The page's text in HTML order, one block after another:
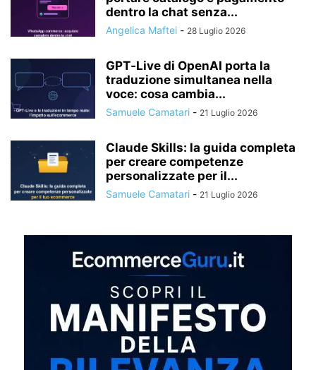
dentro la chat senza...
Angelica Maftei - 28 Luglio 2026
GPT‑Live di OpenAI porta la
traduzione simultanea nella
voce: cosa cambia...
Samuele Camatari - 21 Luglio 2026
Claude Skills: la guida completa
per creare competenze
personalizzate per il...
Samuele Camatari - 21 Luglio 2026